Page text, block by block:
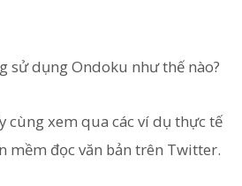
sử dụng Ondoku như thế nào?
cùng xem qua các ví dụ thực tế
mềm đọc văn bản trên Twitter.